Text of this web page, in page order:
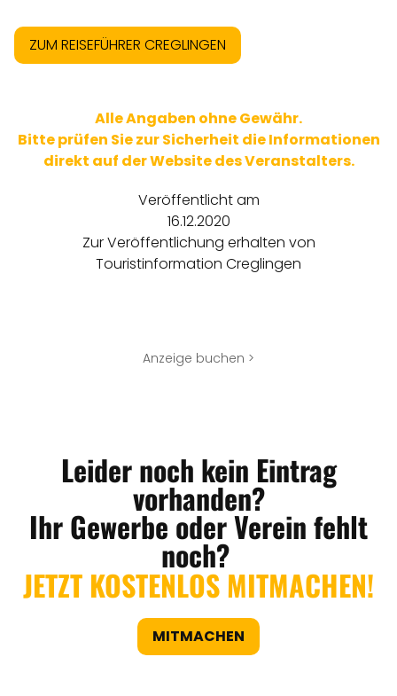
ZUM REISEFÜHRER CREGLINGEN
Alle Angaben ohne Gewähr.
Bitte prüfen Sie zur Sicherheit die Informationen
direkt auf der Website des Veranstalters.
Veröffentlicht am
16.12.2020
Zur Veröffentlichung erhalten von
Touristinformation Creglingen
Anzeige buchen >
Leider noch kein Eintrag
vorhanden?
Ihr Gewerbe oder Verein fehlt
noch?
JETZT KOSTENLOS MITMACHEN!
MITMACHEN